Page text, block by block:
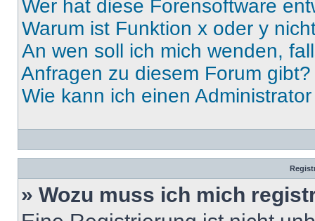
Wer hat diese Forensoftware
Warum ist Funktion x oder y
An wen soll ich mich wenden,
Anfragen zu diesem Forum gibt?
Wie kann ich einen
» Wozu muss ich mich